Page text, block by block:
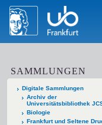
SAMMLUNGEN
Digitale Sammlungen
Archiv der
Universitätsbibliothek
Biologie
Frankfurt und Seltene